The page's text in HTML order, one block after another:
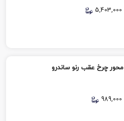
5,403,000
محور چرخ عقب رنو ساندرو
989,000